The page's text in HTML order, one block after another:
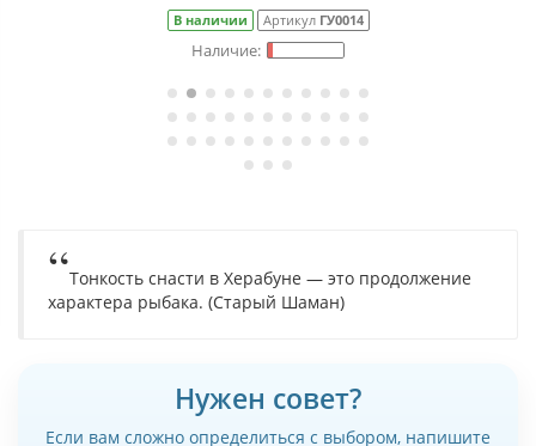
В наличии Артикул ГУ0014
Тонкость снасти в Херабуне — это продолжение
характера рыбака. (Старый Шаман)
Нужен совет?
Если вам сложно определиться с выбором, напишите